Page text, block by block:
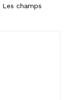
Les champs